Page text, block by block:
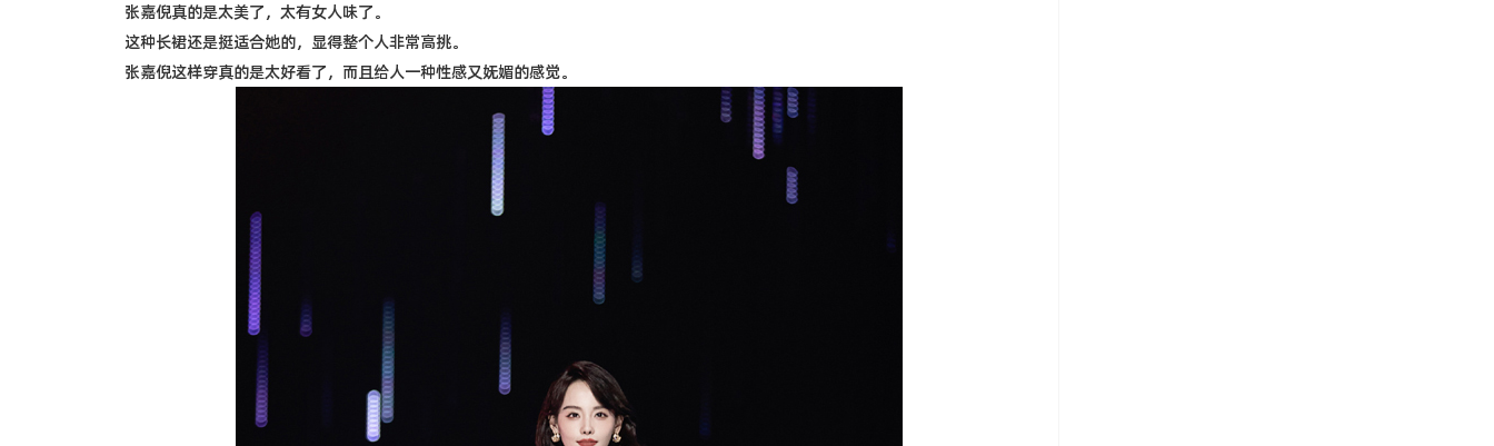
张嘉倪真的是太美了，太有女人味了。
这种长裙还是挺适合她的，显得整个人非常高挑。
张嘉倪这样穿真的是太好看了，而且给人一种性感又妩媚的感觉。